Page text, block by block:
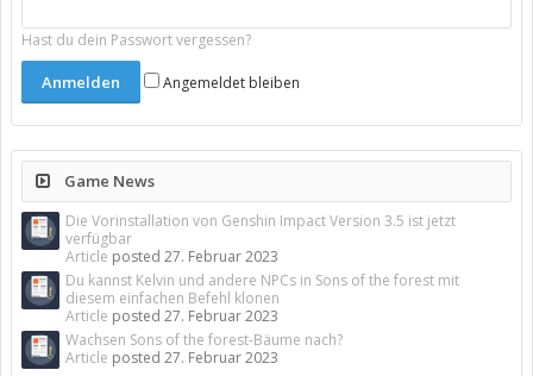
Hast du dein Passwort vergessen?
Angemeldet bleiben
Game News
Die Vorinstallation von Genshin Impact Version 3.5 ist jetzt
verfügbar
Article posted 27. Februar 2023
Du kannst Kelvin und andere NPCs in Sons of the forest mit
diesem einfachen Befehl klonen
Article posted 27. Februar 2023
Wachsen Sons of the forest-Bäume nach?
Article posted 27. Februar 2023